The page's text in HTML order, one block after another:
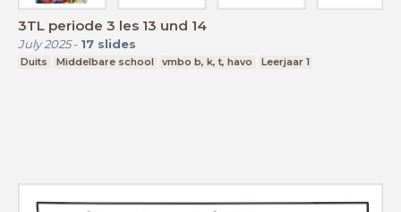
3TL periode 3 les 13 und 14
July 2025- 17 slides
Duits Middelbare school vmbo b, k, t, havo Leerjaar 1